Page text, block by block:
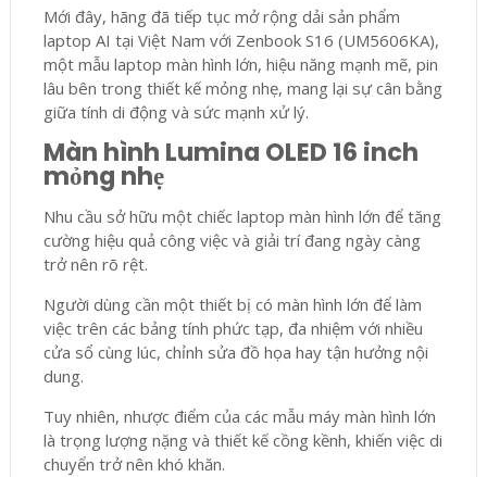
Mới đây, hãng đã tiếp tục mở rộng dải sản phẩm
laptop AI tại Việt Nam với Zenbook S16 (UM5606KA),
một mẫu laptop màn hình lớn, hiệu năng mạnh mẽ, pin
lâu bên trong thiết kế mỏng nhẹ, mang lại sự cân bằng
giữa tính di động và sức mạnh xử lý.
Màn hình Lumina OLED 16 inch
mỏng nhẹ
Nhu cầu sở hữu một chiếc laptop màn hình lớn để tăng
cường hiệu quả công việc và giải trí đang ngày càng
trở nên rõ rệt.
Người dùng cần một thiết bị có màn hình lớn để làm
việc trên các bảng tính phức tạp, đa nhiệm với nhiều
cửa sổ cùng lúc, chỉnh sửa đồ họa hay tận hưởng nội
dung.
Tuy nhiên, nhược điểm của các mẫu máy màn hình lớn
là trọng lượng nặng và thiết kế cồng kềnh, khiến việc di
chuyển trở nên khó khăn.